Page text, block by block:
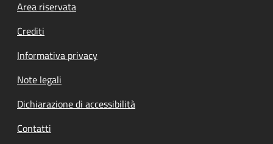
Footer menu
Area riservata
Crediti
Informativa privacy
Note legali
Dichiarazione di accessibilità
Contatti